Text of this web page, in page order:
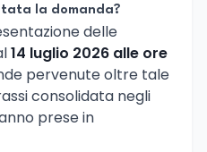
la domanda?
delle
14 luglio 2026 alle ore
pervenute oltre tale
consolidata negli
prese in